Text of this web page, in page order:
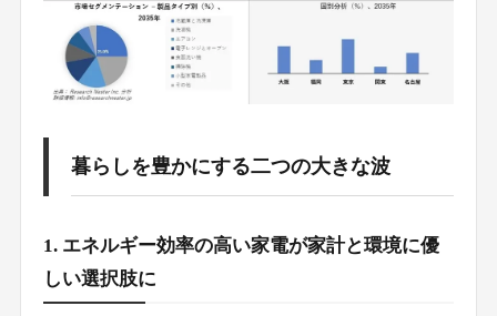
暮らしを豊かにする二つの大きな波
1. エネルギー効率の高い家電が家計と環境に優
しい選択肢に